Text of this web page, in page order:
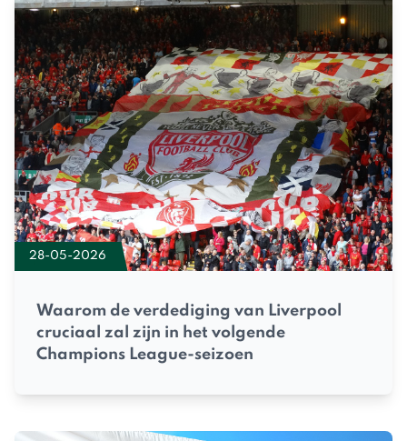
28-05-2026
Waarom de verdediging van Liverpool
cruciaal zal zijn in het volgende
Champions League-seizoen